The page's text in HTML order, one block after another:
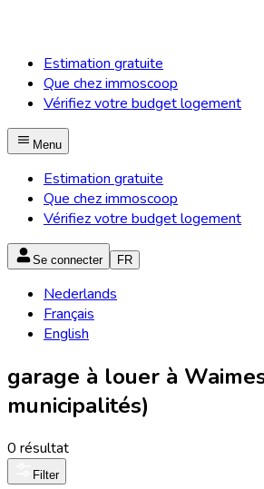
Estimation gratuite
Que chez immoscoop
Vérifiez votre budget logement
Menu
Estimation gratuite
Que chez immoscoop
Vérifiez votre budget logement
Se connecter FR
Nederlands
Français
English
garage à louer à
municipalités)
0 résultat
Filter